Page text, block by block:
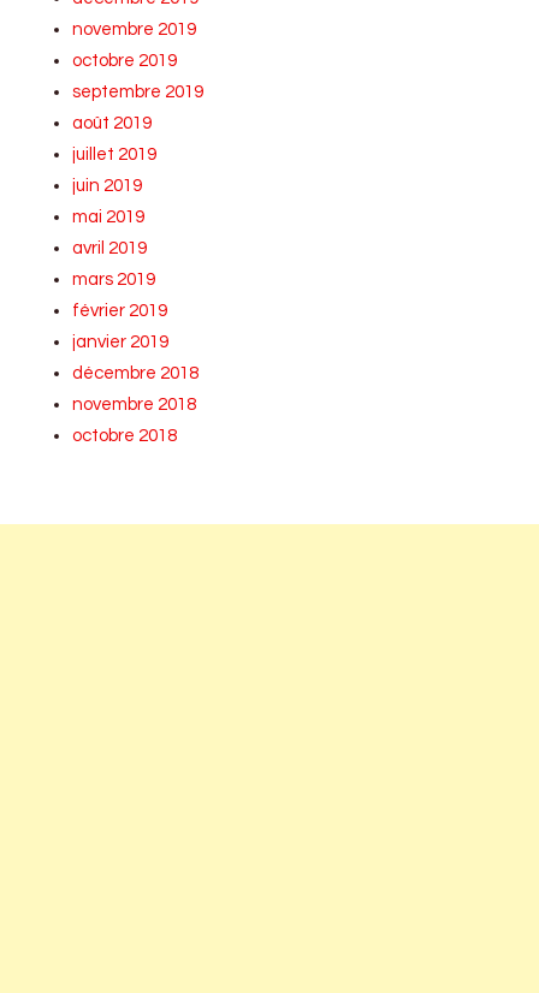
novembre 2019
octobre 2019
septembre 2019
août 2019
juillet 2019
juin 2019
mai 2019
avril 2019
mars 2019
février 2019
janvier 2019
décembre 2018
novembre 2018
octobre 2018